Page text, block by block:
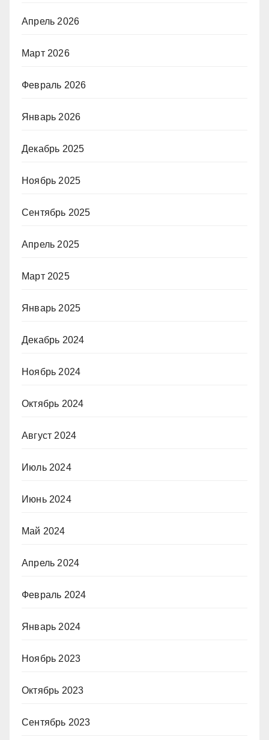
Апрель 2026
Март 2026
Февраль 2026
Январь 2026
Декабрь 2025
Ноябрь 2025
Сентябрь 2025
Апрель 2025
Март 2025
Январь 2025
Декабрь 2024
Ноябрь 2024
Октябрь 2024
Август 2024
Июль 2024
Июнь 2024
Май 2024
Апрель 2024
Февраль 2024
Январь 2024
Ноябрь 2023
Октябрь 2023
Сентябрь 2023